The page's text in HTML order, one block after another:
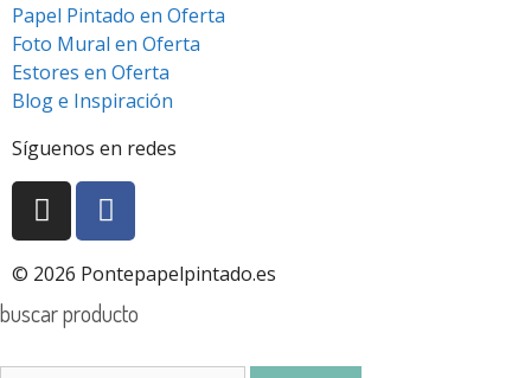
Papel Pintado en Oferta
Foto Mural en Oferta
Estores en Oferta
Blog e Inspiración
Síguenos en redes
© 2026 Pontepapelpintado.es
buscar producto